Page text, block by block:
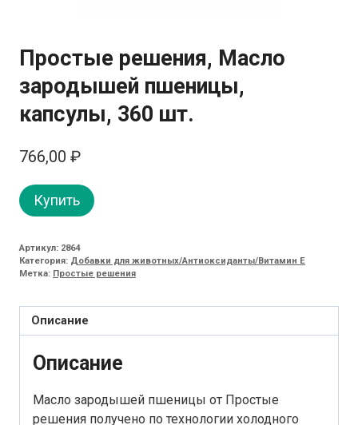
Простые решения, Масло
зародышей пшеницы,
капсулы, 360 шт.
766,00 ₽
Купить
Артикул: 2864
Категория: Добавки для животных/Антиоксиданты/Витамин E
Метка: Простые решения
Описание
Описание
Масло зародышей пшеницы от Простые
решения получено по технологии холодного